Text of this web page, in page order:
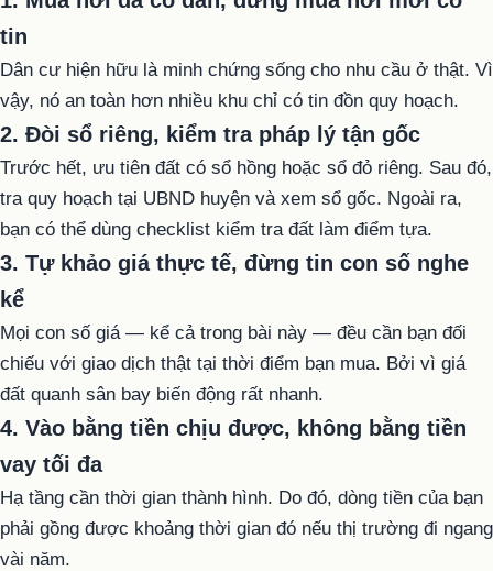
tin
Dân cư hiện hữu là minh chứng sống cho nhu cầu ở thật. Vì
vậy, nó an toàn hơn nhiều khu chỉ có tin đồn quy hoạch.
2. Đòi sổ riêng, kiểm tra pháp lý tận gốc
Trước hết, ưu tiên đất có sổ hồng hoặc sổ đỏ riêng. Sau đó,
tra quy hoạch tại UBND huyện và xem sổ gốc. Ngoài ra,
bạn có thể dùng checklist kiểm tra đất làm điểm tựa.
3. Tự khảo giá thực tế, đừng tin con số nghe
kể
Mọi con số giá — kể cả trong bài này — đều cần bạn đối
chiếu với giao dịch thật tại thời điểm bạn mua. Bởi vì giá
đất quanh sân bay biến động rất nhanh.
4. Vào bằng tiền chịu được, không bằng tiền
vay tối đa
Hạ tầng cần thời gian thành hình. Do đó, dòng tiền của bạn
phải gồng được khoảng thời gian đó nếu thị trường đi ngang
vài năm.